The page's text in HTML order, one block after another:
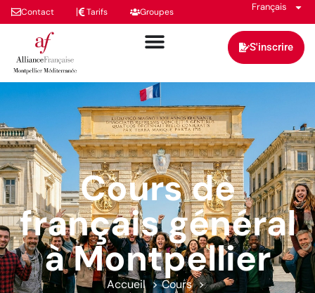
Contact Tarifs Groupes Français
S'inscrire
Cours de
français général
à Montpellier
Accueil
Cours